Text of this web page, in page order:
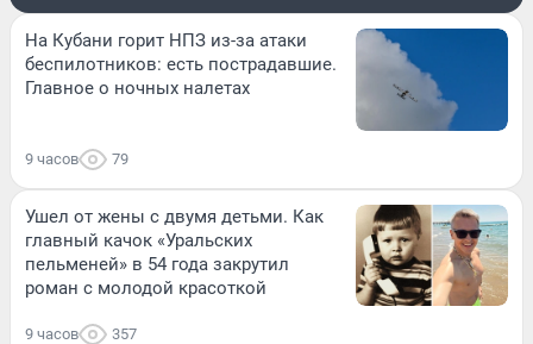
На Кубани горит НПЗ из-за атаки
беспилотников: есть пострадавшие.
Главное о ночных налетах
9 часов 79
Ушел от жены с двумя детьми. Как
главный качок «Уральских
пельменей» в 54 года закрутил
роман с молодой красоткой
9 часов 357